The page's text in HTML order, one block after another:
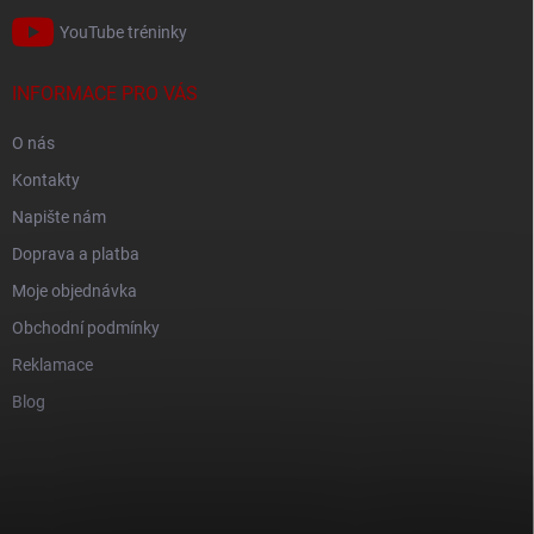
YouTube tréninky
INFORMACE PRO VÁS
O nás
Kontakty
Napište nám
Doprava a platba
Moje objednávka
Obchodní podmínky
Reklamace
Blog